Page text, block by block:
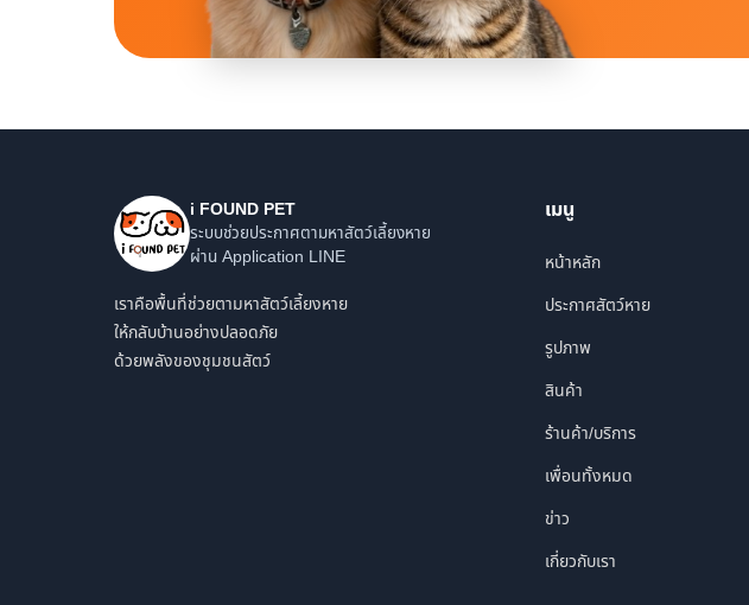
i FOUND PET
ระบบช่วยประกาศตามหาสัตว์เลี้ยงหาย
ผ่าน Application LINE
เราคือพื้นที่ช่วยตามหาสัตว์เลี้ยงหาย
ให้กลับบ้านอย่างปลอดภัย
ด้วยพลังของชุมชนสัตว์
เมนู
หน้าหลัก
ประกาศสัตว์หาย
รูปภาพ
สินค้า
ร้านค้า/บริการ
เพื่อนทั้งหมด
ข่าว
เกี่ยวกับเรา